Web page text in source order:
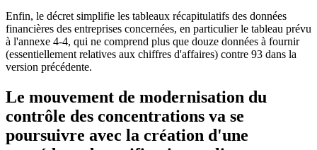
Enfin, le décret simplifie les tableaux récapitulatifs des données
financières des entreprises concernées, en particulier le tableau prévu
à l'annexe 4-4, qui ne comprend plus que douze données à fournir
(essentiellement relatives aux chiffres d'affaires) contre 93 dans la
version précédente.
Le mouvement de modernisation du
contrôle des concentrations va se
poursuivre avec la création d'une